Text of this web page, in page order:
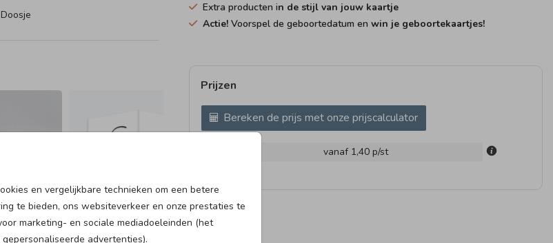
en vergelijkbare technieken om een betere
te bieden, ons websiteverkeer en onze prestaties te
marketing- en sociale mediadoeleinden (het
advertenties).
Doosje
Extra producten in de stijl van jouw kaartje
Actie!Voorspel de geboortedatum en win je geboortekaartjes!
Prijzen
Bereken de prijs met onze prijscalculator
vanaf 1,40 p/st